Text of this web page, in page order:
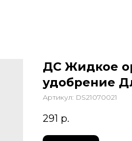
ДС Жидкое
удобрение
Артикул: DS21070021
291 р.